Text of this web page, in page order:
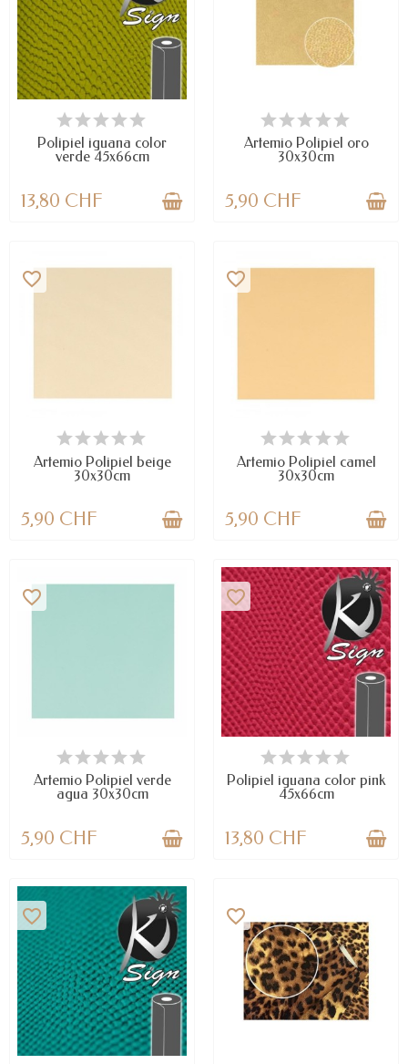
DISPONIBLE
Polipiel iguana color
verde 45x66cm
13,80 CHF
DISPONIBLE
Artemio Polipiel oro
30x30cm
5,90 CHF
DISPONIBLE
favorite_border
Artemio Polipiel beige
30x30cm
5,90 CHF
DISPONIBLE
favorite_border
Artemio Polipiel camel
30x30cm
5,90 CHF
DISPONIBLE
favorite_border
Artemio Polipiel verde
agua 30x30cm
5,90 CHF
DISPONIBLE
favorite_border
Polipiel iguana color pink
45x66cm
13,80 CHF
favorite_border favorite_border